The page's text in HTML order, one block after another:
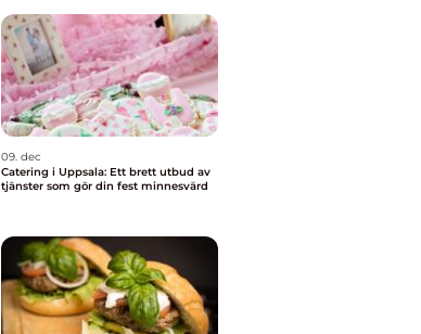
09. dec
Catering i Uppsala: Ett brett utbud av
tjänster som gör din fest minnesvärd